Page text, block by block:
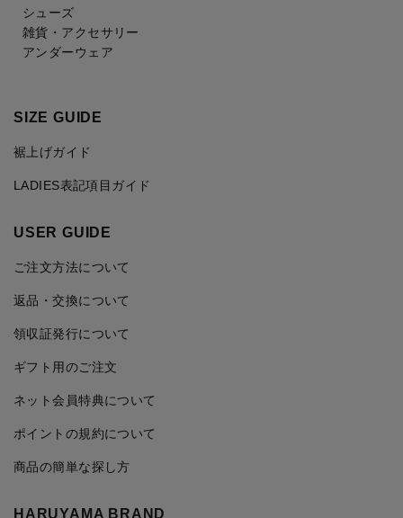
シューズ
雑貨・アクセサリー
アンダーウェア
SIZE GUIDE
裾上げガイド
LADIES表記項目ガイド
USER GUIDE
ご注文方法について
返品・交換について
領収証発行について
ギフト用のご注文
ネット会員特典について
ポイントの規約について
商品の簡単な探し方
HARUYAMA BRAND